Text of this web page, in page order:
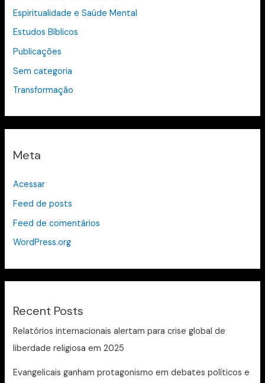
Espiritualidade e Saúde Mental
Estudos Bíblicos
Publicações
Sem categoria
Transformação
Meta
Acessar
Feed de posts
Feed de comentários
WordPress.org
Recent Posts
Relatórios internacionais alertam para crise global de
liberdade religiosa em 2025
Evangelicais ganham protagonismo em debates políticos e